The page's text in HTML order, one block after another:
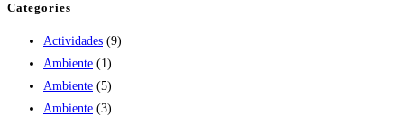
Categories
Actividades (9)
Ambiente (1)
Ambiente (5)
Ambiente (3)